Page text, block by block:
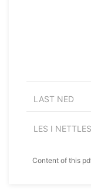
LAST NED
LES I
Content of this